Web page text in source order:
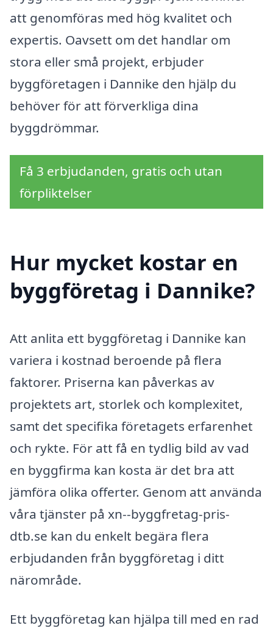
att genomföras med hög kvalitet och
expertis. Oavsett om det handlar om
stora eller små projekt, erbjuder
byggföretagen i Dannike den hjälp du
behöver för att förverkliga dina
byggdrömmar.
Få 3 erbjudanden, gratis och utan
förpliktelser
Hur mycket kostar en
byggföretag i Dannike?
Att anlita ett byggföretag i Dannike kan
variera i kostnad beroende på flera
faktorer. Priserna kan påverkas av
projektets art, storlek och komplexitet,
samt det specifika företagets erfarenhet
och rykte. För att få en tydlig bild av vad
en byggfirma kan kosta är det bra att
jämföra olika offerter. Genom att använda
våra tjänster på xn--byggfretag-pris-
dtb.se kan du enkelt begära flera
erbjudanden från byggföretag i ditt
närområde.
Ett byggföretag kan hjälpa till med en rad